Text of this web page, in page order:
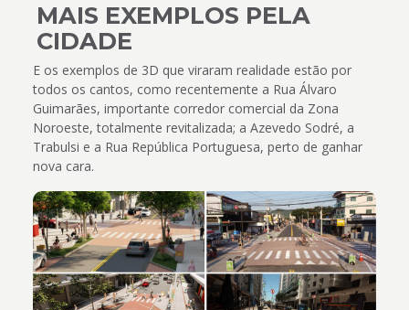
MAIS EXEMPLOS PELA
CIDADE
E os exemplos de 3D que viraram realidade estão por
todos os cantos, como recentemente a Rua Álvaro
Guimarães, importante corredor comercial da Zona
Noroeste, totalmente revitalizada; a Azevedo Sodré, a
Trabulsi e a Rua República Portuguesa, perto de ganhar
nova cara.